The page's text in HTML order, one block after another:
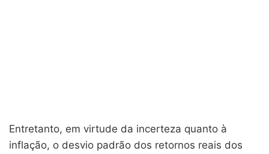
Entretanto, em virtude da incerteza quanto à
inflação, o desvio padrão dos retornos reais dos